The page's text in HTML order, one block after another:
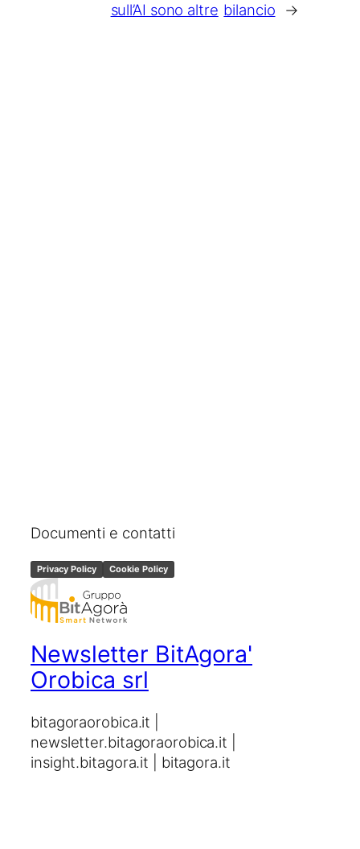
sull’AI sono altre bilancio
→
Documenti e contatti
Privacy Policy Cookie Policy
Newsletter BitAgora'
Orobica srl
bitagoraorobica.it |
newsletter.bitagoraorobica.it |
insight.bitagora.it | bitagora.it